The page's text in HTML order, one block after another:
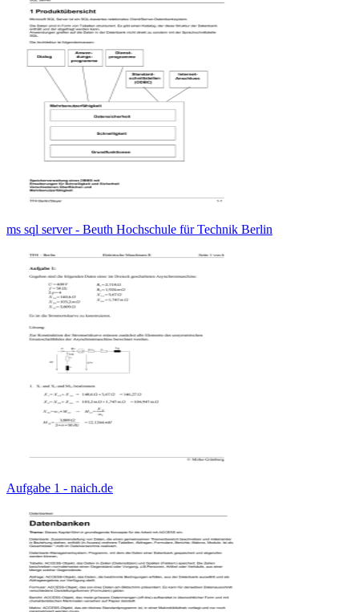
ms sql server - Beuth Hochschule für Technik Berlin
Aufgabe 1 - naich.de